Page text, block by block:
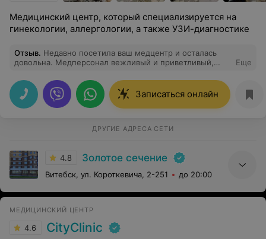
Медицинский центр, который специализируется на
гинекологии, аллергологии, а также УЗИ-диагностике
Отзыв. Недавно посетила ваш медцентр и осталась
довольна. Медперсонал вежливый и приветливый,
Квалифицированный врач помог мне и все очень
подробно объяснил. Спасибо!
Еще
Записаться онлайн
ДРУГИЕ АДРЕСА СЕТИ
4.8 Золотое сечение
Витебск, ул. Короткевича, 2-251 до 20:00
МЕДИЦИНСКИЙ ЦЕНТР
4.6 CityClinic